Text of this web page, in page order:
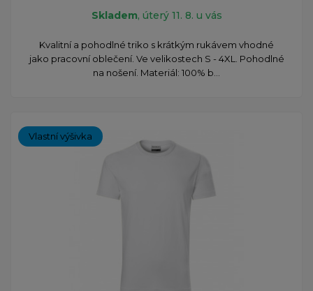
Skladem, úterý 11. 8. u vás
Kvalitní a pohodlné triko s krátkým rukávem vhodné
jako pracovní oblečení. Ve velikostech S - 4XL. Pohodlné
na nošení. Materiál: 100% b...
Vlastní výšivka